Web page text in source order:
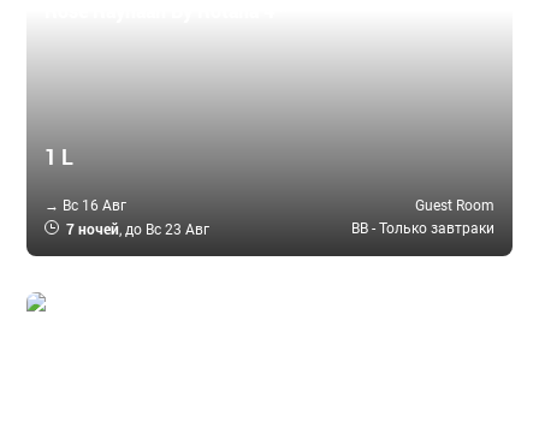
1 L
→ Вс 16 Авг Guest Room
7 ночей, до Вс 23 Авг BB - Только завтраки